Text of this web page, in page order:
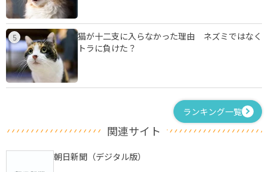
5
猫が十二支に入らなかった理由 ネズミではなく
トラに負けた？
ランキング一覧
関連サイト
朝日新聞（デジタル版）